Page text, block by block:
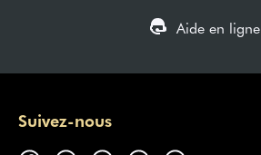
Aide en ligne
Suivez-nous